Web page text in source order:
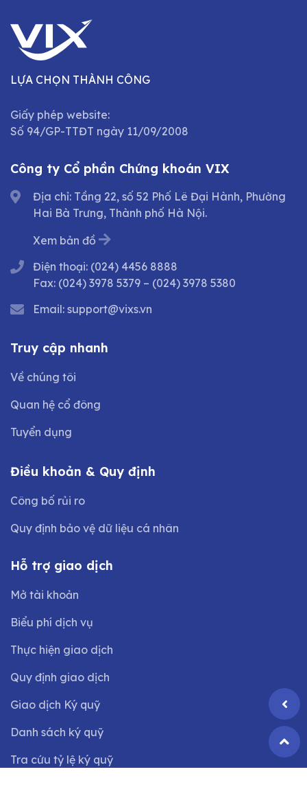
LỰA CHỌN THÀNH CÔNG
Giấy phép website:
Số 94/GP-TTĐT ngày 11/09/2008
Công ty Cổ phần Chứng khoán VIX
Địa chỉ: Tầng 22, số 52 Phố Lê Đại Hành, Phường
Hai Bà Trưng, Thành phố Hà Nội.
Xem bản đồ
Điện thoại: (024) 4456 8888
Fax: (024) 3978 5379 – (024) 3978 5380
Email: support@vixs.vn
Truy cập nhanh
Về chúng tôi
Quan hệ cổ đông
Tuyển dụng
Điều khoản & Quy định
Công bố rủi ro
Quy định bảo vệ dữ liệu cá nhân
Hỗ trợ giao dịch
Mở tài khoản
Biểu phí dịch vụ
Thực hiện giao dịch
Quy định giao dịch
Giao dịch Ký quỹ
Danh sách ký quỹ
Tra cứu tỷ lệ ký quỹ